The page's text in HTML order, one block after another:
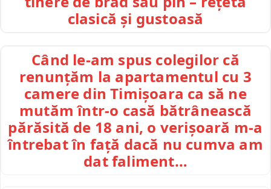
clasică și gustoasă
Când le-am spus colegilor că
renunțăm la apartamentul cu 3
camere din Timișoara ca să ne
mutăm într-o casă bătrânească
părăsită de 18 ani, o verișoară m-a
întrebat în față dacă nu cumva am
dat faliment…